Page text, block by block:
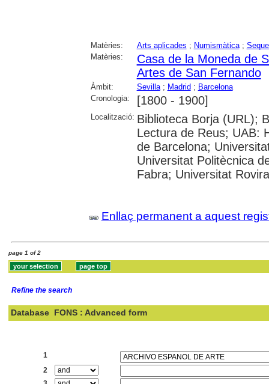
Matèries: Arts aplicades ; Numismàtica;
Matèries:
Casa de la Moneda de
Artes de San Fernando
Àmbit: Sevilla; Madrid ; Barcelona
Cronologia:
[1800 - 1900]
Localització: Biblioteca Borja (URL);
Lectura de Reus; UAB:
de Barcelona;
Universitat Politècnica
Fabra; Universitat
Enllaç permanent a aquest
page 1 of 2
Refine the search
Database FONS : Advanced form
1
2